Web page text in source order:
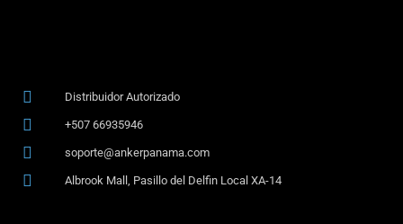
Distribuidor Autorizado
+507 66935946
soporte@ankerpanama.com
Albrook Mall, Pasillo del Delfin Local XA-14